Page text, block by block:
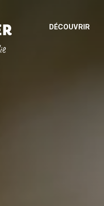
DÉCOUVRIR